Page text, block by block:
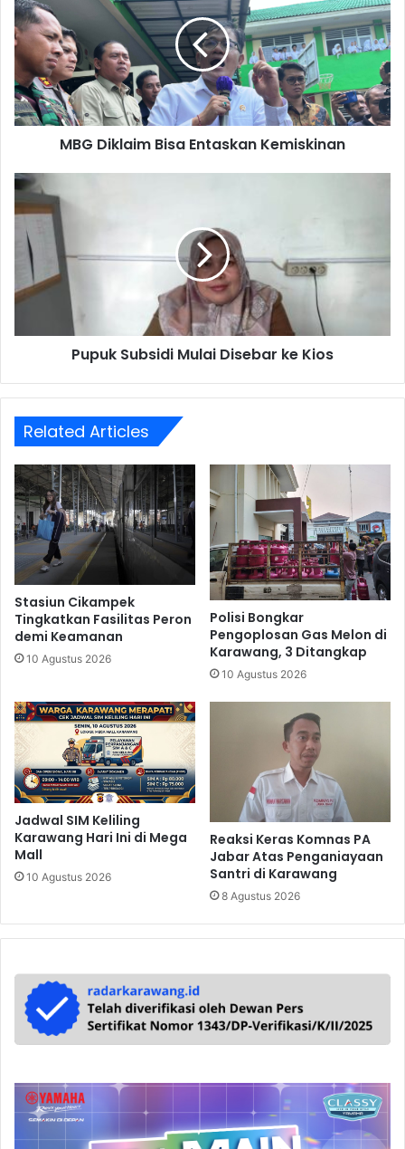
Bisa
Entaskan
Kemiskinan
MBG Diklaim Bisa Entaskan Kemiskinan
Pupuk
Subsidi
Mulai
Disebar
Kios
Pupuk Subsidi Mulai Disebar ke Kios
Related Articles
Stasiun Cikampek
Tingkatkan Fasilitas Peron
demi Keamanan
10 Agustus 2026
Polisi Bongkar
Pengoplosan Gas Melon di
Karawang, 3 Ditangkap
10 Agustus 2026
Jadwal SIM Keliling
Karawang Hari Ini di Mega
Mall
10 Agustus 2026
Reaksi Keras Komnas PA
Jabar Atas Penganiayaan
Santri di Karawang
8 Agustus 2026